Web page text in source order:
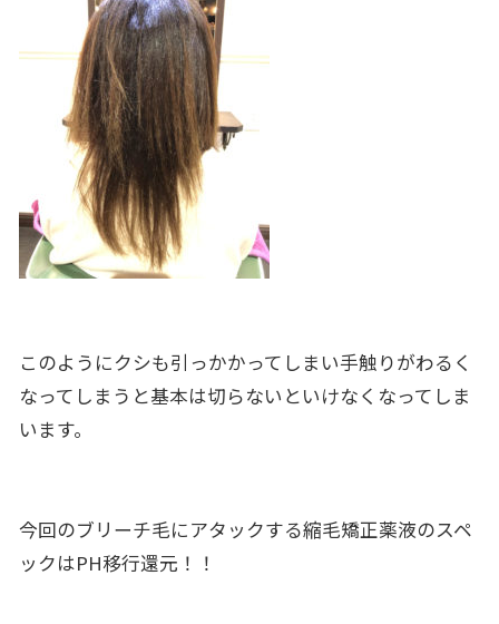
このようにクシも引っかかってしまい手触りがわるく
なってしまうと基本は切らないといけなくなってしま
います。
今回のブリーチ毛にアタックする縮毛矯正薬液のスペ
ックはPH移行還元！！